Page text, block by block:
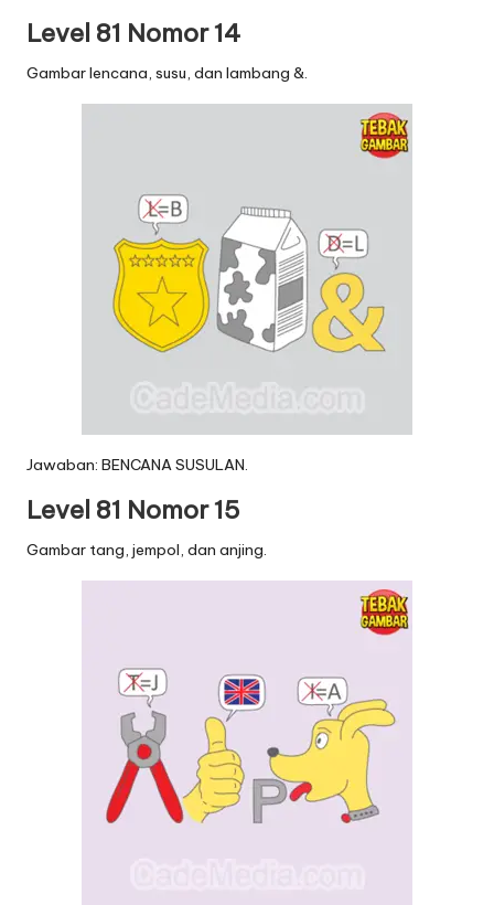
Level 81 Nomor 14
Gambar lencana, susu, dan lambang &.
Jawaban: BENCANA SUSULAN.
Level 81 Nomor 15
Gambar tang, jempol, dan anjing.